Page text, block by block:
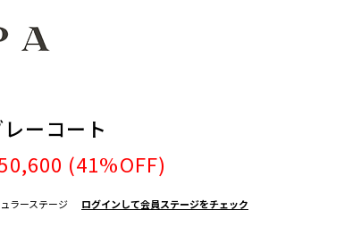
ーコート
(41%OFF)
ラーステージ ログインして会員ステージをチェック